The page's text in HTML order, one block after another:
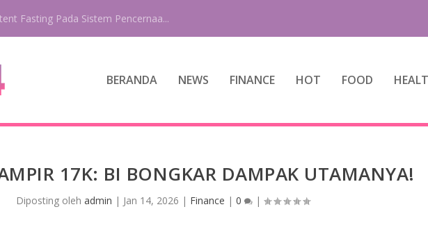
Fasting Pada Sistem Pencernaa...
BERANDA NEWS FINANCE HOT FOOD
17K: BI BONGKAR DAMPAK UTAMANYA!
Diposting oleh admin | Jan 14, 2026 | Finance | 0 |